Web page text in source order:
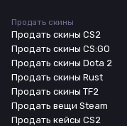
Продать скины
Продать скины CS2
Продать скины CS:GO
Продать скины Dota 2
Продать скины Rust
Продать скины TF2
Продать вещи Steam
Продать кейсы CS2